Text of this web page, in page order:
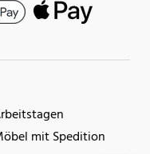
mit Spedition